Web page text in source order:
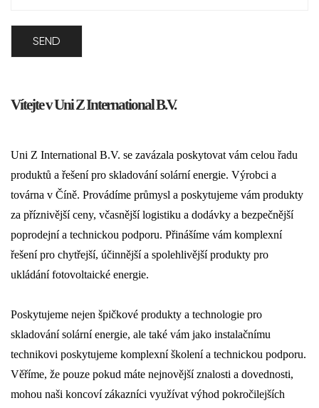
Vítejte v Uni Z International B.V.
Uni Z International B.V. se zavázala poskytovat vám celou řadu
produktů a řešení pro skladování solární energie. Výrobci a
továrna v Číně. Provádíme průmysl a poskytujeme vám produkty
za příznivější ceny, včasnější logistiku a dodávky a bezpečnější
poprodejní a technickou podporu. Přinášíme vám komplexní
řešení pro chytřejší, účinnější a spolehlivější produkty pro
ukládání fotovoltaické energie.
Poskytujeme nejen špičkové produkty a technologie pro
skladování solární energie, ale také vám jako instalačnímu
technikovi poskytujeme komplexní školení a technickou podporu.
Věříme, že pouze pokud máte nejnovější znalosti a dovednosti,
mohou naši koncoví zákazníci využívat výhod pokročilejších